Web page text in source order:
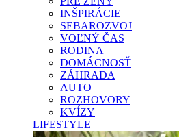
INŠPIRÁCIE
SEBAROZVOJ
VOĽNÝ ČAS
RODINA
DOMÁCNOSŤ
ZÁHRADA
AUTO
ROZHOVORY
KVÍZY
LIFESTYLE